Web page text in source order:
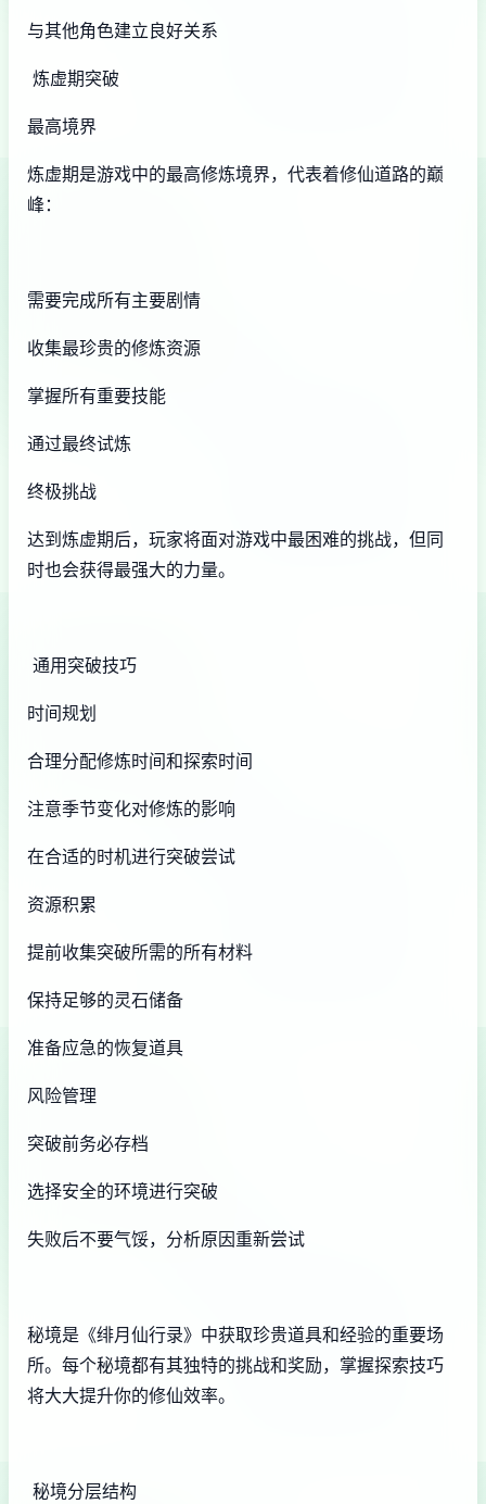
与其他角色建立良好关系
炼虚期突破
最高境界
炼虚期是游戏中的最高修炼境界，代表着修仙道路的巅
峰：
需要完成所有主要剧情
收集最珍贵的修炼资源
掌握所有重要技能
通过最终试炼
终极挑战
达到炼虚期后，玩家将面对游戏中最困难的挑战，但同
时也会获得最强大的力量。
通用突破技巧
时间规划
合理分配修炼时间和探索时间
注意季节变化对修炼的影响
在合适的时机进行突破尝试
资源积累
提前收集突破所需的所有材料
保持足够的灵石储备
准备应急的恢复道具
风险管理
突破前务必存档
选择安全的环境进行突破
失败后不要气馁，分析原因重新尝试
秘境是《绯月仙行录》中获取珍贵道具和经验的重要场
所。每个秘境都有其独特的挑战和奖励，掌握探索技巧
将大大提升你的修仙效率。
秘境分层结构